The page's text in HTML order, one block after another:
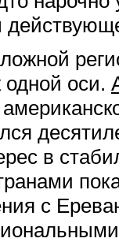
одной оси.
в
с